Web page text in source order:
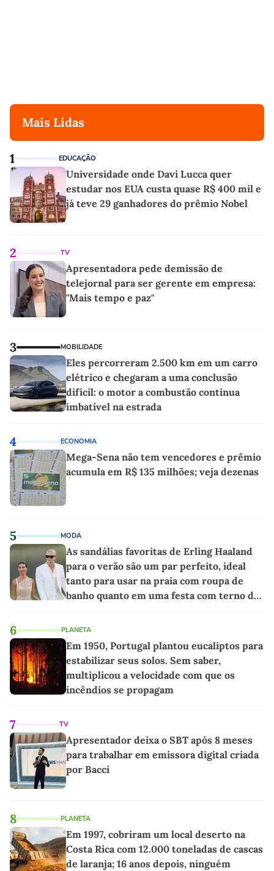
Mais Lidas
1 EDUCAÇÃO
Universidade onde Davi Lucca quer
estudar nos EUA custa quase R$ 400 mil e
já teve 29 ganhadores do prêmio Nobel
2 TV
Apresentadora pede demissão de
telejornal para ser gerente em empresa:
"Mais tempo e paz"
3 MOBILIDADE
Eles percorreram 2.500 km em um carro
elétrico e chegaram a uma conclusão
difícil: o motor a combustão continua
imbatível na estrada
4 ECONOMIA
Mega-Sena não tem vencedores e prêmio
acumula em R$ 135 milhões; veja dezenas
5 MODA
As sandálias favoritas de Erling Haaland
para o verão são um par perfeito, ideal
tanto para usar na praia com roupa de
banho quanto em uma festa com terno de
6 PLANETA
Em 1950, Portugal plantou eucaliptos para
estabilizar seus solos. Sem saber,
multiplicou a velocidade com que os
incêndios se propagam
7 TV
Apresentador deixa o SBT após 8 meses
para trabalhar em emissora digital criada
por Bacci
8 PLANETA
Em 1997, cobriram um local deserto na
Costa Rica com 12.000 toneladas de cascas
de laranja; 16 anos depois, ninguém